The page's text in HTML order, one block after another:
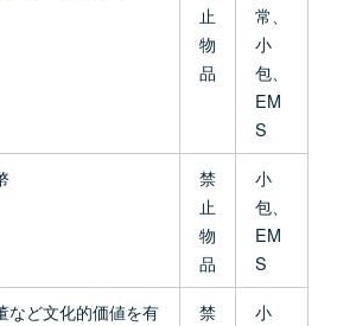
止
物
品
常、
小
包、
EM
S
禁
止
物
品
小
包、
EM
S
など文化的価値を有
禁
小